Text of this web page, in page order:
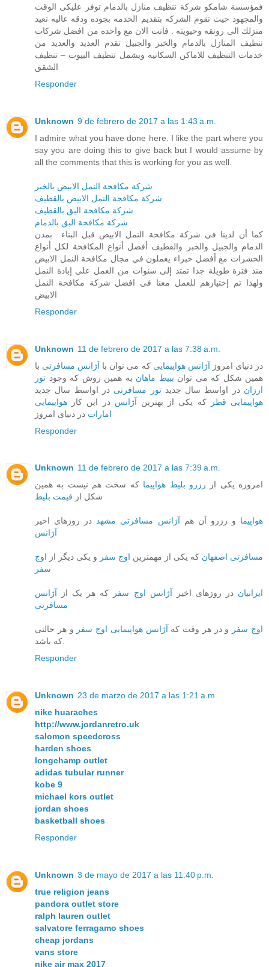
فمؤسسة شامكو شركة تنظيف منازل بالدمام توفر عليكى الوقت
والمجهود حيث تقوم الشركه بتقديم الخدمه بجوده ودقه عاليه تعيد
منزلك الى رونقه وحيويته . فانت الان مع واحده من افضل شركات
تنظيف المنازل بالدمام والخبر والجبيل تقدم العديد والعديد من
خدمات التنظيف للاماكن السكانيه ويشمل تنظيف البيوت – تنظيف
الشقق
Responder
Unknown 9 de febrero de 2017 a las 1:43 a.m.
I admire what you have done here. I like the part where you
say you are doing this to give back but I would assume by
all the comments that this is working for you as well.
شركة مكافحة النمل الابيض بالخبر
شركة مكافحة النمل الابيض بالقطيف
شركة مكافحة البق بالقطيف
شركة مكافحة البق بالدمام
كما أن لدينا فى شركة مكافحة النمل الابيض قبل البناء بمدن
الدمام والجبيل والخبر والقطيف أفضل أنواع المكافحة لكل أنواع
الحشرات مغ أفضل خبراء يعملون في مجال مكافحة النمل الابيض
منذ فترة طويلة جدا تمتد إلى سنوات من العمل على إبادة النمل
ولهذا تم إختيارهم للعمل معنا فى افضل شركة مكافحة النمل
الابيض
Responder
Unknown 11 de febrero de 2017 a las 7:38 a.m.
در دنیای امروزآژانس هواپیمایی که می توان با آژانس مسافرتی با
همین شکل که می توان ببیط ماهان به همین روش که وجود تور
ارزان در اواسط سال جدیدتور مسافرتی در اواسط سال جدید
هواپیمایی قطر
که یکی از بهترینآژانس در این کار هواپیمایی
امارات در دنیای امروز
Responder
Unknown 11 de febrero de 2017 a las 7:39 a.m.
امروزه یکی از رزرو بلیط هواپیما که سخت هم نیست به همین
شکل از قیمت بلیط
هواپیما و رزرو آن هم آژانس مسافرتی مشهددر روزهای اخیر
آژانس
مسافرتی اصفهان که یکی از مهمترین اوج سفر و یکی دیگر از اوج
سفر
ایرانیان در روزهای اخیر آژانس اوج سفر که هر یک از آژانس
مسافرتی
اوج سفر و در هر وقت که آژانس هواپیمایی اوج سفر و هر حالتی
که باشد.
Responder
Unknown 23 de marzo de 2017 a las 1:21 a.m.
nike huaraches
http://www.jordanretro.uk
salomon speedcross
harden shoes
longchamp outlet
adidas tubular runner
kobe 9
michael kors outlet
jordan shoes
basketball shoes
Responder
Unknown 3 de mayo de 2017 a las 11:40 p.m.
true religion jeans
pandora outlet store
ralph lauren outlet
salvatore ferragamo shoes
cheap jordans
vans store
nike air max 2017